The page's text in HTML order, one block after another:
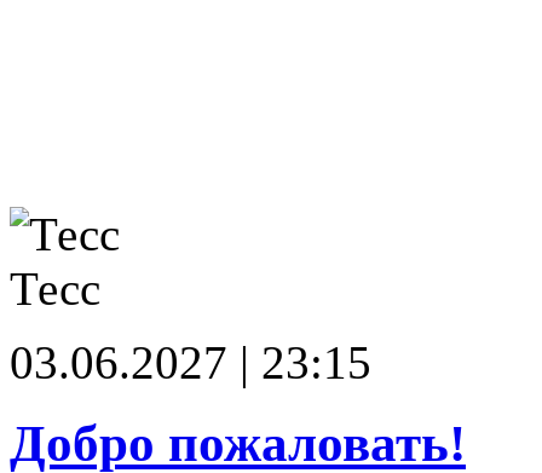
Тесс
03.06.2027 | 23:15
Добро пожаловать!